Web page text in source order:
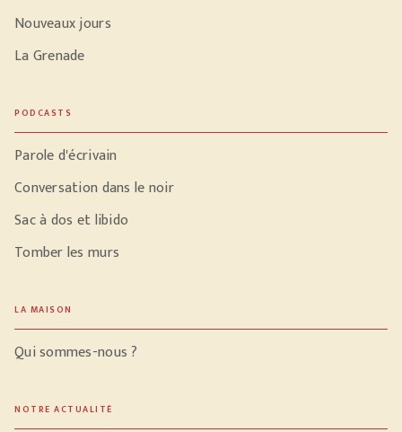
Nouveaux jours
La Grenade
PODCASTS
Parole d'écrivain
Conversation dans le noir
Sac à dos et libido
Tomber les murs
LA MAISON
Qui sommes-nous ?
NOTRE ACTUALITÉ